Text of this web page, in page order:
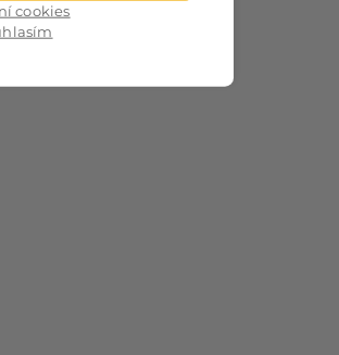
cookies